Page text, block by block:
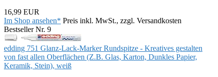
16,99 EUR
Im Shop ansehen* Preis inkl. MwSt., zzgl. Versandkosten
Bestseller Nr. 9
edding 751 Glanz-Lack-Marker Rundspitze - Kreatives gestalten
von fast allen Oberflächen (Z.B. Glas, Karton, Dunkles Papier,
Keramik, Stein), weiß